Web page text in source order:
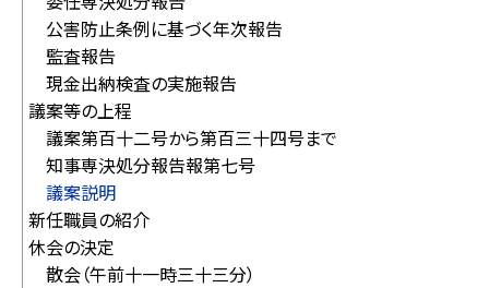
公害防止条例に基づく年次報告
監査報告
現金出納検査の実施報告
議案等の上程
議案第百十二号から第百三十四号まで
知事専決処分報告報第七号
議案説明
新任職員の紹介
休会の決定
散会（午前十一時三十三分）